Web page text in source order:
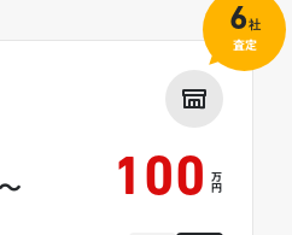
～ 100 万
円
6社
査定